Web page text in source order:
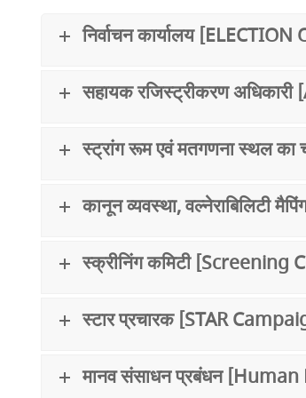
निर्वाचन कार्यालय [ELECTION
सहायक रजिस्ट्रीकरण अधिकारी
स्ट्रांग रूम एवं मतगणना स्थल
कानून व्यवस्था,
स्क्रीनिंग कमिटी [Screening
स्टार प्रचारक [STAR
मानव संसाधन प्रबंधन